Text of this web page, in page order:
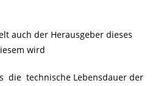
auch der Herausgeber dieses
wird
die technische Lebensdauer der